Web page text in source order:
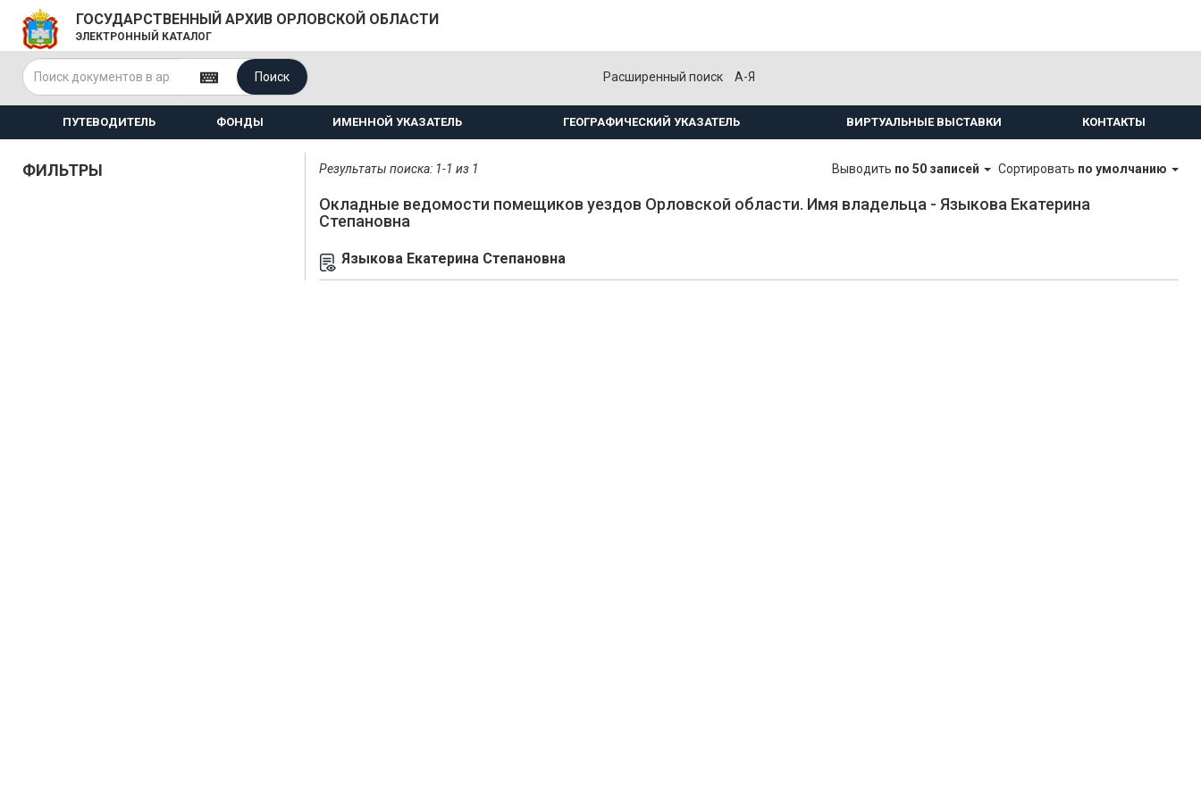
ГОСУДАРСТВЕННЫЙ АРХИВ ОРЛОВСКОЙ ОБЛАСТИ
ЭЛЕКТРОННЫЙ КАТАЛОГ
Поиск Расширенный поиск А-Я
ПУТЕВОДИТЕЛЬ ФОНДЫ ИМЕННОЙ УКАЗАТЕЛЬ ГЕОГРАФИЧЕСКИЙ УКАЗАТЕЛЬ ВИРТУАЛЬНЫЕ ВЫСТАВКИ КОНТАКТЫ
ФИЛЬТРЫ Результаты поиска: 1-1 из 1 Выводить по 50 записей Сортировать по умолчанию
Окладные ведомости помещиков уездов Орловской области. Имя владельца - Языкова Екатерина
Степановна
Языкова Екатерина Степановна